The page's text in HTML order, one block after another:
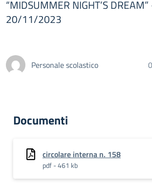
“MIDSUMMER NIGHT’S
20/11/2023
Personale scolastico 0
Documenti
circolare interna n. 158
pdf - 461 kb